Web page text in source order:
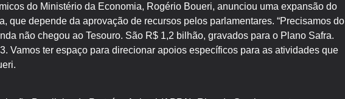
do Ministério da Economia, Rogério Boueri, anunciou uma expansão do
que depende da aprovação de recursos pelos parlamentares. “Precisamos do
não chegou ao Tesouro. São R$ 1,2 bilhão, gravados para o Plano Safra.
Vamos ter espaço para direcionar apoios específicos para as atividades que